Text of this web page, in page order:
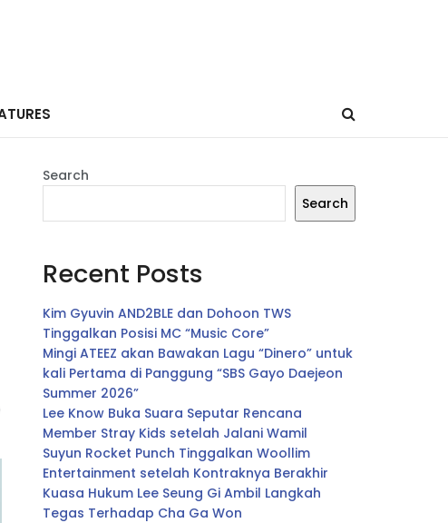
Search
Search
Recent Posts
Kim Gyuvin AND2BLE dan Dohoon TWS
Tinggalkan Posisi MC “Music Core”
Mingi ATEEZ akan Bawakan Lagu “Dinero” untuk
kali Pertama di Panggung “SBS Gayo Daejeon
Summer 2026”
Lee Know Buka Suara Seputar Rencana
Member Stray Kids setelah Jalani Wamil
Suyun Rocket Punch Tinggalkan Woollim
Entertainment setelah Kontraknya Berakhir
Kuasa Hukum Lee Seung Gi Ambil Langkah
Tegas Terhadap Cha Ga Won